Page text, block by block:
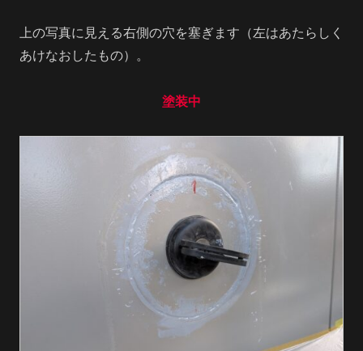
上の写真に見える右側の穴を塞ぎます（左はあたらしく
あけなおしたもの）。
塗装中